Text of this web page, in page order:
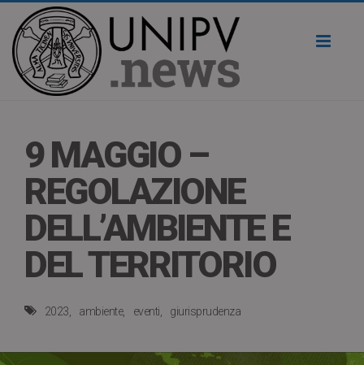
9 MAGGIO –
REGOLAZIONE
DELL’AMBIENTE E
DEL TERRITORIO
2023 ambiente eventi giurisprudenza